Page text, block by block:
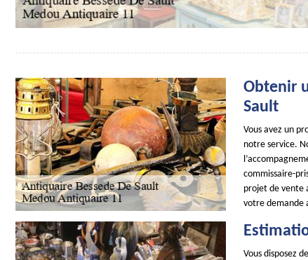
Obtenir
Sault
Vous avez un
notre service.
commissaire-
projet de vente
votre demande
Vous disposez